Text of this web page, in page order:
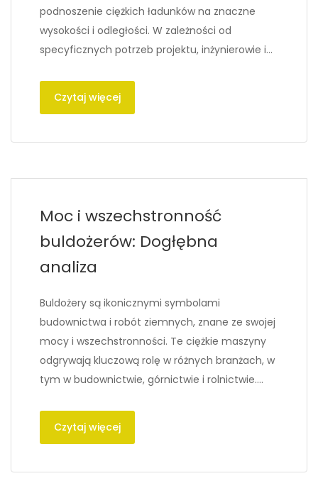
podnoszenie ciężkich ładunków na znaczne
wysokości i odległości. W zależności od
specyficznych potrzeb projektu, inżynierowie i…
Czytaj więcej
Moc i wszechstronność
buldożerów: Dogłębna
analiza
Buldożery są ikonicznymi symbolami
budownictwa i robót ziemnych, znane ze swojej
mocy i wszechstronności. Te ciężkie maszyny
odgrywają kluczową rolę w różnych branżach, w
tym w budownictwie, górnictwie i rolnictwie….
Czytaj więcej